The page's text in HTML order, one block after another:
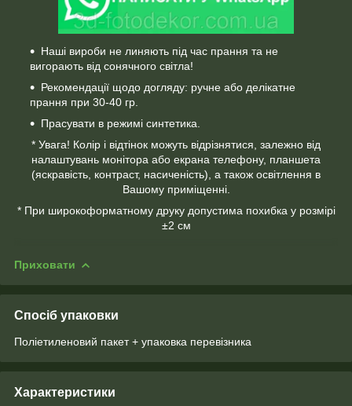
Наші вироби не линяють під час прання та не
вигорають від сонячного світла!
Рекомендації щодо догляду: ручне або делікатне
прання при 30-40 гр.
Прасувати в режимі синтетика.
* Увага! Колір і відтінок можуть відрізнятися, залежно від
налаштувань монітора або екрана телефону, планшета
(яскравість, контраст, насиченість), а також освітлення в
Вашому приміщенні.
* При широкоформатному друку допустима похибка у розмірі
±2 см
Приховати
Спосіб упаковки
Поліетиленовий пакет + упаковка перевізника
Характеристики